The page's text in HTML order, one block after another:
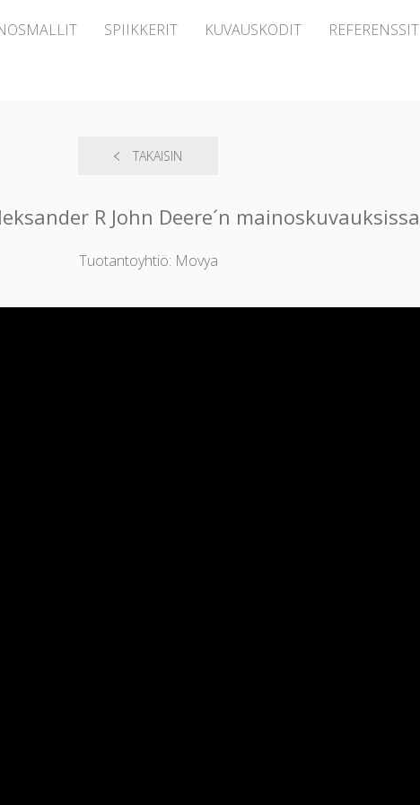
SPIIKKERIT KUVAUSKODIT REFERENSSIT
TAKAISIN
R John Deere´n mainoskuvauksissa
Tuotantoyhtiö: Movya